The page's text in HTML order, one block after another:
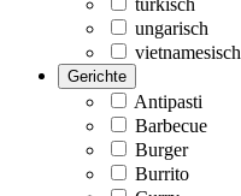
türkisch
ungarisch
vietnamesisch
Gerichte
Antipasti
Barbecue
Burger
Burrito